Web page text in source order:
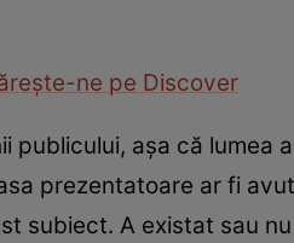
ne pe Discover
așa că lumea
prezentatoare ar fi
subiect. A existat sau